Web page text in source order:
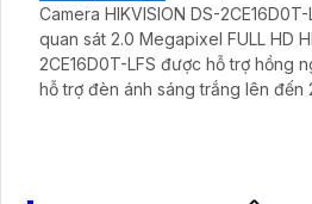
Camera HIKVISION DS-
quan sát 2.0 Megapixel FULL HD
2CE16D0T-LFS được hỗ trợ hồng
hỗ trợ đèn ánh sáng trắng lên đến 20m. Bên